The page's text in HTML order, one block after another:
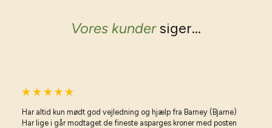
Vores kundersiger...
Har altid kun mødt god vejledning og hjælp fra Barney (Bjarne)
Har lige i går modtaget de fineste asparges kroner med posten